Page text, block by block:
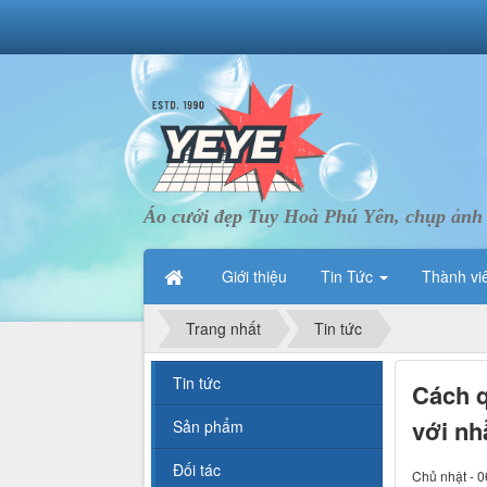
Áo cưới đẹp Tuy Hoà Phú Yên, chụp
Giới thiệu Tin Tức Thành
Trang nhất Tin tức
Cách
với
Chủ nhật -
Tin tức
Sản phẩm
Đối tác